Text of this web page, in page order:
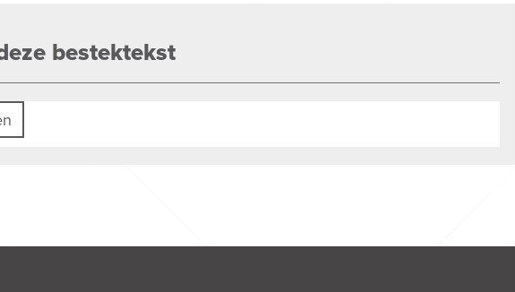
bestektekst